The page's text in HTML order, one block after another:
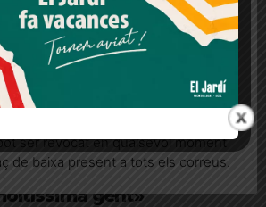
2025, una jornada
i radiant: «Ha vingut
gent»
Acceptar Rebutjar tot
un compte al Diari el Jardí, dona el
explícit per rebre comunicacions
ser revocat en qualsevol moment
de baixa present a tots els correus.